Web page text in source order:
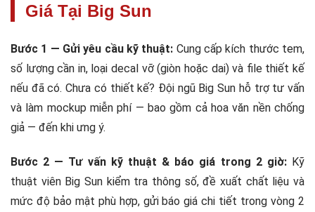
Giá Tại Big Sun
Bước 1 — Gửi yêu cầu kỹ thuật: Cung cấp kích thước tem,
số lượng cần in, loại decal vỡ (giòn hoặc dai) và file thiết kế
nếu đã có. Chưa có thiết kế? Đội ngũ Big Sun hỗ trợ tư vấn
và làm mockup miễn phí — bao gồm cả hoa văn nền chống
giả — đến khi ưng ý.
Bước 2 — Tư vấn kỹ thuật & báo giá trong 2 giờ:Kỹ
thuật viên Big Sun kiểm tra thông số, đề xuất chất liệu và
mức độ bảo mật phù hợp, gửi báo giá chi tiết trong vòng 2